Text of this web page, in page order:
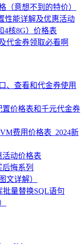
（意想不到的特价）
性能详解及优惠活动
4核8G）价格表
代金券领取必看啊
、查看和代金券使用
置价格表和千元代金券
费用价格表_2024新
活动价格表
悔系列
文详解）
批量替换SQL语句